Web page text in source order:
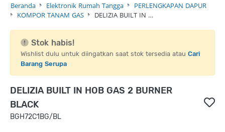
Beranda Elektronik Rumah Tangga
PERLENGKAPAN DAPUR
KOMPOR TANAM GAS
DELIZIA BUILT IN …
Stok habis!
Wishlist dulu untuk diingatkan saat stok tersedia atau Cari
Barang Serupa
DELIZIA BUILT IN HOB GAS 2 BURNER
BLACK
BGH72C1BG/BL